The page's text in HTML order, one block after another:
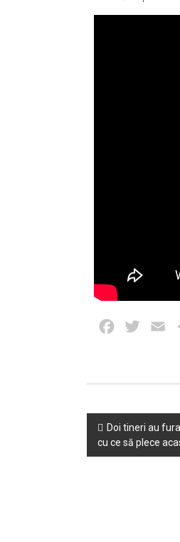
cercetările pentru
Facebook
Twitter
Post
navigation
Doi tineri au
cu ce să plece